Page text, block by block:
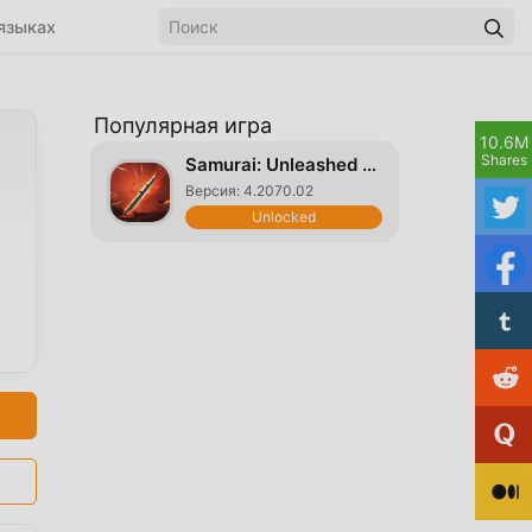
Популярная игра
Samurai: Unleashed Souls
Версия: 4.2070.02
Unlocked
10.6M
Shares